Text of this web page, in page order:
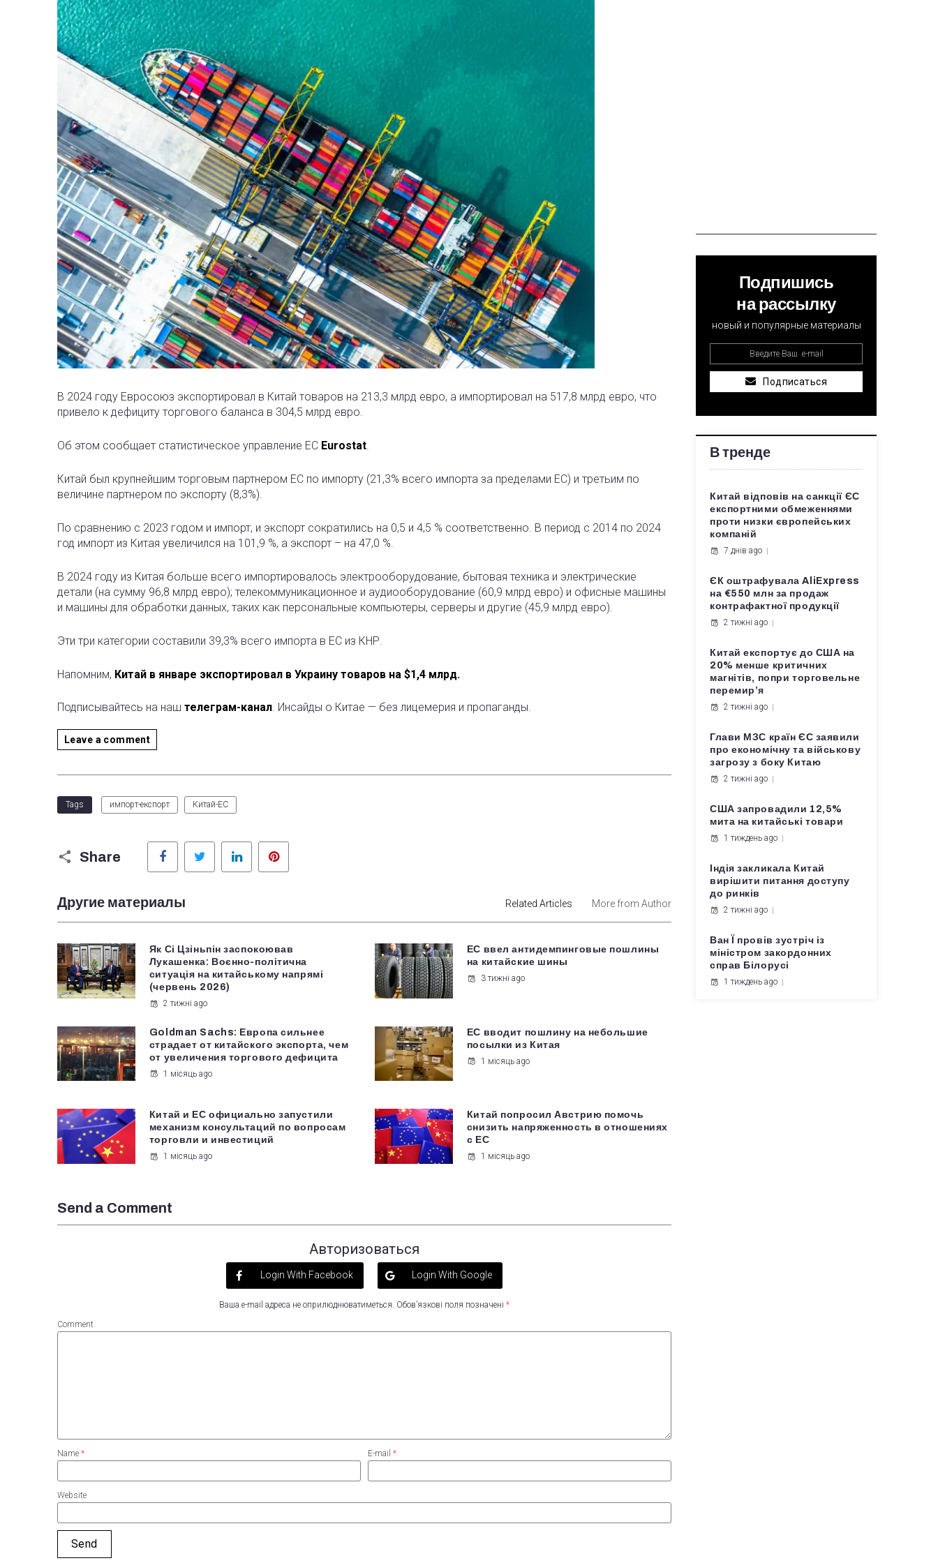
В 2024 году Евросоюз экспортировал в Китай товаров на 213,3 млрд евро, а импортировал на 517,8 млрд евро, что
привело к дефициту торгового баланса в 304,5 млрд евро.
Об этом сообщает статистическое управление ЕС Eurostat.
Китай был крупнейшим торговым партнером ЕС по импорту (21,3% всего импорта за пределами ЕС) и третьим по
величине партнером по экспорту (8,3%).
По сравнению с 2023 годом и импорт, и экспорт сократились на 0,5 и 4,5 % соответственно. В период с 2014 по 2024
год импорт из Китая увеличился на 101,9 %, а экспорт – на 47,0 %.
В 2024 году из Китая больше всего импортировалось электрооборудование, бытовая техника и электрические
детали (на сумму 96,8 млрд евро); телекоммуникационное и аудиооборудование (60,9 млрд евро) и офисные машины
и машины для обработки данных, таких как персональные компьютеры, серверы и другие (45,9 млрд евро).
Эти три категории составили 39,3% всего импорта в ЕС из КНР.
Напомним, Китай в январе экспортировал в Украину товаров на $1,4 млрд.
Подписывайтесь на наш телеграм-канал. Инсайды о Китае — без лицемерия и пропаганды.
Leave a comment
Tags импорт-експорт Китай-ЕС
Share
Facebook Twitter LinkedIn
Другие материалы Related Articles More from Author
Як Сі Цзіньпін заспокоював
Лукашенка: Воєнно-політична
ситуація на китайському напрямі
(червень 2026)
2 тижні ago
ЕС ввел антидемпинговые пошлины
на китайские шины
3 тижні ago
Goldman Sachs: Европа сильнее
страдает от китайского экспорта, чем
от увеличения торгового дефицита
1 місяць ago
ЕС вводит пошлину на небольшие
посылки из Китая
1 місяць ago
Китай и ЕС официально запустили
механизм консультаций по вопросам
торговли и инвестиций
1 місяць ago
Китай попросил Австрию помочь
снизить напряженность в отношениях
с ЕС
1 місяць ago
Send a Comment
Авторизоваться
Login With Facebook Login With Google
Ваша e-mail адреса не оприлюднюватиметься. Обов’язкові поля позначені *
Comment
Name * E-mail *
Website
Подпишись
на рассылку
новый и популярные материалы
Подписаться
В тренде
Китай відповів на санкції ЄС
експортними обмеженнями
проти низки європейських
компаній
7 днів ago
ЄК оштрафувала AliExpress
на €550 млн за продаж
контрафактної продукції
2 тижні ago
Китай експортує до США на
20% менше критичних
магнітів, попри торговельне
перемир’я
2 тижні ago
Глави МЗС країн ЄС заявили
про економічну та військову
загрозу з боку Китаю
2 тижні ago
США запровадили 12,5%
мита на китайські товари
1 тиждень ago
Індія закликала Китай
вирішити питання доступу
до ринків
2 тижні ago
Ван Ї провів зустріч із
міністром закордонних
справ Білорусі
1 тиждень ago